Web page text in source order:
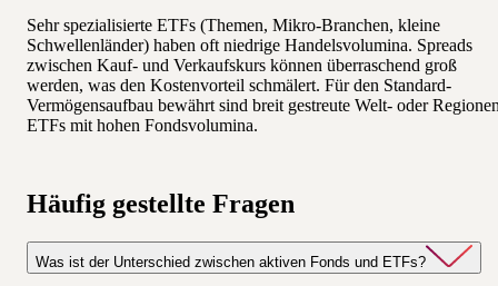
Sehr spezialisierte ETFs (Themen, Mikro-Branchen, kleine
Schwellenländer) haben oft niedrige Handelsvolumina. Spreads
zwischen Kauf- und Verkaufskurs können überraschend groß
werden, was den Kostenvorteil schmälert. Für den Standard-
Vermögensaufbau bewährt sind breit gestreute Welt- oder
ETFs mit hohen Fondsvolumina.
Häufig gestellte Fragen
Was ist der Unterschied zwischen aktiven Fonds und ETFs?